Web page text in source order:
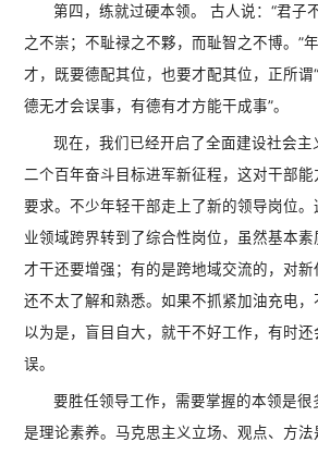
第四，练就过硬本领。 古人说：“君子
之不崇；不耻禄之不夥，而耻智之不博。”
才，既要德配其位，也要才配其位，正所谓
德无才会误事，有德有才方能干成事”。
现在，我们已经开启了全面建设社会主
二个百年奋斗目标进军新征程，这对干部
要求。不少年轻干部走上了新的领导岗位
业领域跨界转到了综合性岗位，虽然基本
才干还要增强；有的是跨地域交流的，对
还不太了解和熟悉。如果不抓紧加油充电
以为是，盲目自大，就干不好工作，有时
误。
要胜任领导工作，需要掌握的本领是很
是理论素养。马克思主义立场、观点、方